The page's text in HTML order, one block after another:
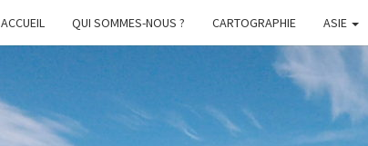
ACCUEIL QUI SOMMES-NOUS ? CARTOGRAPHIE ASIE